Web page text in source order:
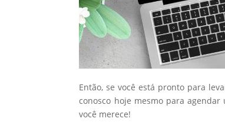
Então, se você está pronto para
conosco hoje mesmo para
você merece!